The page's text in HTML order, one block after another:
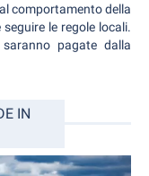
comportamento della
le regole locali.
pagate dalla
IN